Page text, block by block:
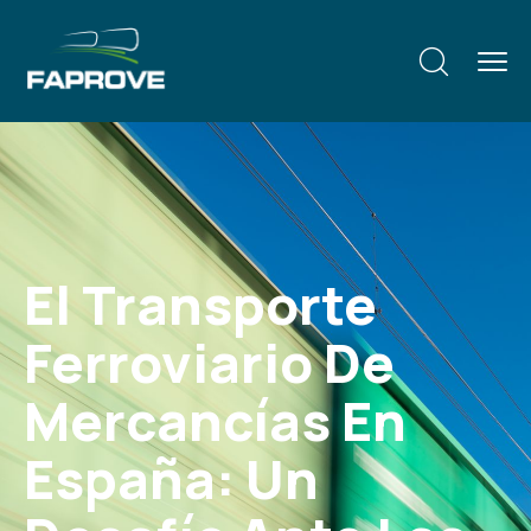
El Transporte
Ferroviario De
Mercancías En
España: Un